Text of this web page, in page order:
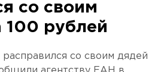
со своим
100 рублей
со своим дядей